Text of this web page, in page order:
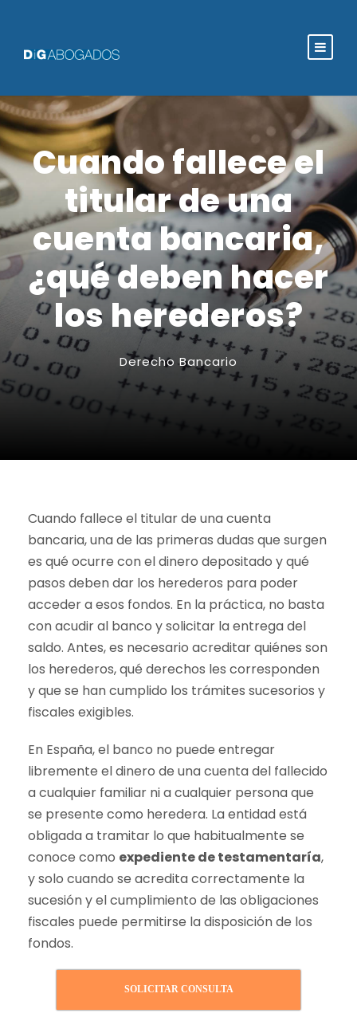
Cuando fallece el
titular de una
cuenta bancaria,
¿qué deben hacer
los herederos?
Derecho Bancario
Cuando fallece el titular de una cuenta
bancaria, una de las primeras dudas que surgen
es qué ocurre con el dinero depositado y qué
pasos deben dar los herederos para poder
acceder a esos fondos. En la práctica, no basta
con acudir al banco y solicitar la entrega del
saldo. Antes, es necesario acreditar quiénes son
los herederos, qué derechos les corresponden
y que se han cumplido los trámites sucesorios y
fiscales exigibles.
En España, el banco no puede entregar
libremente el dinero de una cuenta del fallecido
a cualquier familiar ni a cualquier persona que
se presente como heredera. La entidad está
obligada a tramitar lo que habitualmente se
conoce como expediente de testamentaría,
y solo cuando se acredita correctamente la
sucesión y el cumplimiento de las obligaciones
fiscales puede permitirse la disposición de los
fondos.
SOLICITAR CONSULTA